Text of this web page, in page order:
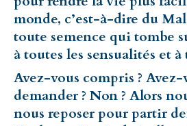
monde, c’est-à-dire du
toute semence qui tombe
à toutes les sensualités et
Avez-vous compris ?
demander ? Non ? Alors
nous reposer pour partir